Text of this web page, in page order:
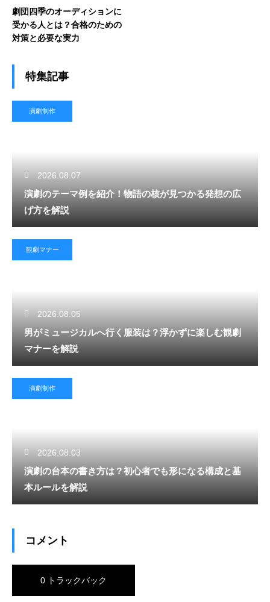
劇団四季のオーディションに
受かる人とは？合格のための
対策と必要な実力
特集記事
演劇制作
2026.08.07
演劇のテーマ例を紹介！物語の核が見つかる発想の広
げ方を解説
観劇マナー
2026.08.05
男がミュージカルへ行く服装は？浮かずに楽しむ観劇
マナーを解説
演劇制作
2026.08.03
演劇の台本の書き方は？初心者でも形になる構成と基
本ルールを解説
コメント
0 トラックバック